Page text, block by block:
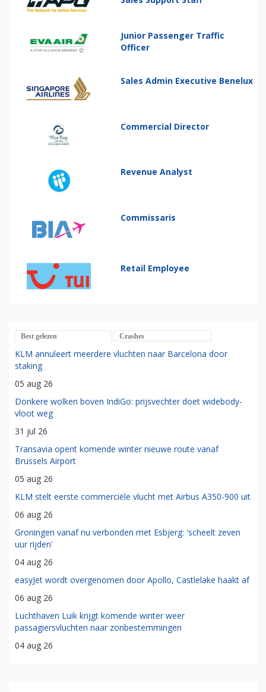
Junior Passenger Traffic
Officer
Sales Admin Executive Benelux
Commercial Director
Revenue Analyst
Commissaris
Retail Employee
Best gelezen Crashes
KLM annuleert meerdere vluchten naar Barcelona door
staking
05 aug 26
Donkere wolken boven IndiGo: prijsvechter doet widebody-
vloot weg
31 jul 26
Transavia opent komende winter nieuwe route vanaf
Brussels Airport
05 aug 26
KLM stelt eerste commerciële vlucht met Airbus A350-900 uit
06 aug 26
Groningen vanaf nu verbonden met Esbjerg: 'scheelt zeven
uur rijden'
04 aug 26
easyJet wordt overgenomen door Apollo, Castlelake haakt af
06 aug 26
Luchthaven Luik krijgt komende winter weer
passagiersvluchten naar zonbestemmingen
04 aug 26